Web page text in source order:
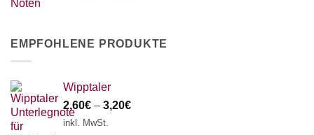
EMPFOHLENE PRODUKTE
Wipptaler
2,60€ – 3,20€
inkl. MwSt.